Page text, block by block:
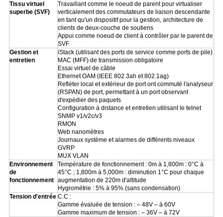
Tissu virtuel
superbe (SVF)
Travaillant comme le noeud de parent pour virtualiser
verticalement des commutateurs de liaison descendante
en tant qu'un dispositif pour la gestion, architecture de
clients de deux-couche de soutiens
Appui comme noeud de client à contrôler par le parent de
SVF
Gestion et
entretien
iStack (utilisant des ports de service comme ports de pile)
MAC (MFF) de transmission obligatoire
Essai virtuel de câble
Ethernet OAM (IEEE 802.3ah et 802.1ag)
Refléter local et extérieur de port ont commuté l'analyseur
(RSPAN) de port, permettant à un port observant
d'expédier des paquets
Configuration à distance et entretien utilisant le telnet
SNMP v1/v2c/v3
RMON
Web nanomètres
Journaux système et alarmes de différents niveaux
GVRP
MUX VLAN
Environnement
de
fonctionnement
Température de fonctionnement : 0m à 1,800m : 0°C à
45°C ; 1,800m à 5,000m : diminution 1°C pour chaque
augmentation de 220m d'altitude
Hygrométrie : 5% à 95% (sans condensation)
Tension d'entrée C.C :
Gamme évaluée de tension : – 48V – à 60V
Gamme maximum de tension : – 36V – à 72V